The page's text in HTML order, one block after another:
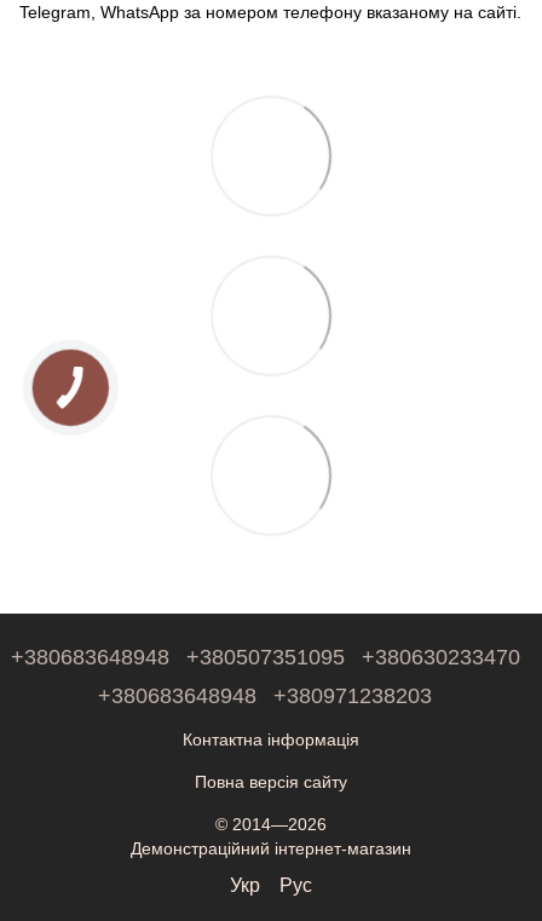
Telegram, WhatsApp за номером телефону вказаному на сайті.
+380683648948 +380507351095
+380630233470
+380683648948
+380971238203
Контактна інформація
Повна версія сайту
© 2014—2026
Демонстраційний інтернет-магазин
Укр Рус